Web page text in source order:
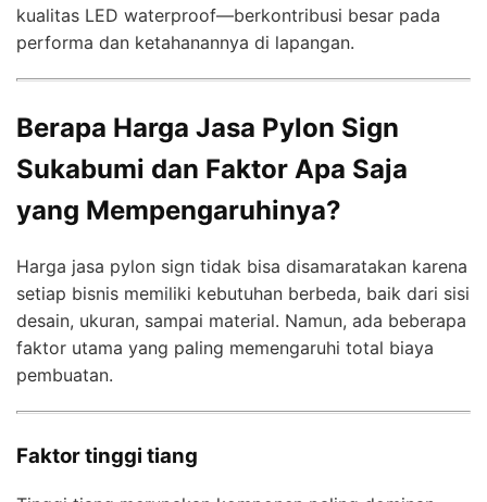
kualitas LED waterproof—berkontribusi besar pada
performa dan ketahanannya di lapangan.
Berapa Harga Jasa Pylon Sign
Sukabumi dan Faktor Apa Saja
yang Mempengaruhinya?
Harga jasa pylon sign tidak bisa disamaratakan karena
setiap bisnis memiliki kebutuhan berbeda, baik dari sisi
desain, ukuran, sampai material. Namun, ada beberapa
faktor utama yang paling memengaruhi total biaya
pembuatan.
Faktor tinggi tiang